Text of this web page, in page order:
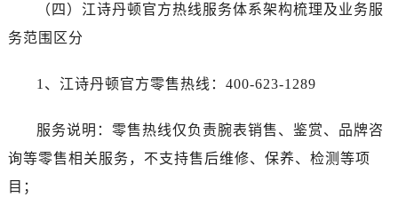
（四）江诗丹顿官方热线服务体系架构梳理及业务服
务范围区分
1、江诗丹顿官方零售热线：400-623-1289
服务说明：零售热线仅负责腕表销售、鉴赏、品牌咨
询等零售相关服务，不支持售后维修、保养、检测等项
目；